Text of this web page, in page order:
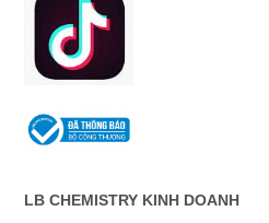
LB CHEMISTRY KINH DOANH